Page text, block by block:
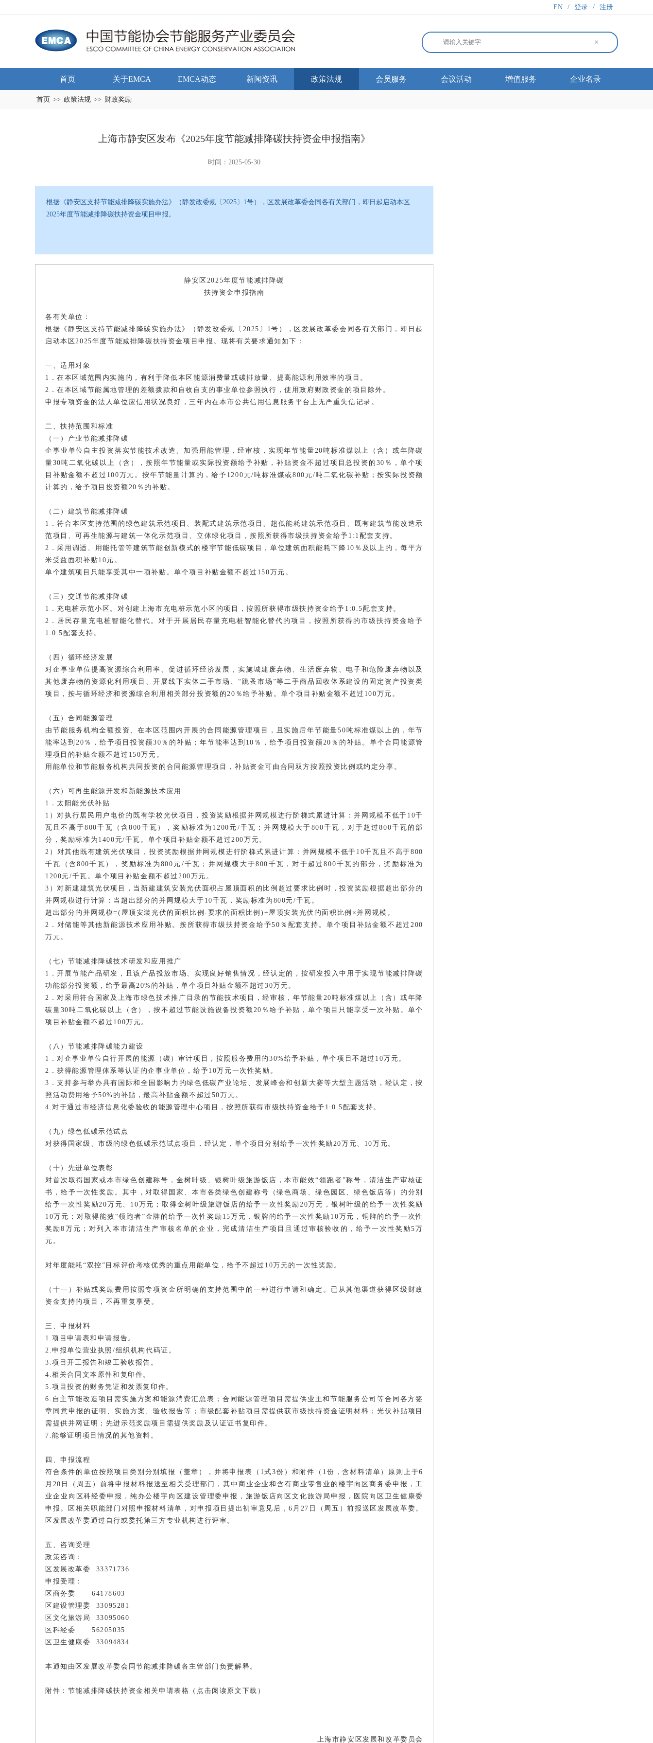
EN / 登录 / 注册
×
首页 关于EMCA EMCA动态 新闻资讯 政策法规 会员服务 会议活动 增值服务 企业名录
首页 >> 政策法规 >> 财政奖励
上海市静安区发布《2025年度节能减排降碳扶持资金申报指南》
时间：2025-05-30
根据《静安区支持节能减排降碳实施办法》（静发改委规〔2025〕1号），区发展改革委会同各有关部门，即日起启动本区
2025年度节能减排降碳扶持资金项目申报。
静安区2025年度节能减排降碳
扶持资金申报指南
各有关单位：
根据《静安区支持节能减排降碳实施办法》（静发改委规〔2025〕1号），区发展改革委会同各有关部门，即日起
启动本区2025年度节能减排降碳扶持资金项目申报。现将有关要求通知如下：
一、适用对象
1．在本区域范围内实施的，有利于降低本区能源消费量或碳排放量、提高能源利用效率的项目。
2．在本区域节能属地管理的差额拨款和自收自支的事业单位参照执行，使用政府财政资金的项目除外。
申报专项资金的法人单位应信用状况良好，三年内在本市公共信用信息服务平台上无严重失信记录。
二、扶持范围和标准
（一）产业节能减排降碳
企事业单位自主投资落实节能技术改造、加强用能管理，经审核，实现年节能量20吨标准煤以上（含）或年降碳
量30吨二氧化碳以上（含），按照年节能量或实际投资额给予补贴，补贴资金不超过项目总投资的30％，单个项
目补贴金额不超过100万元。按年节能量计算的，给予1200元/吨标准煤或800元/吨二氧化碳补贴；按实际投资额
计算的，给予项目投资额20％的补贴。
（二）建筑节能减排降碳
1．符合本区支持范围的绿色建筑示范项目、装配式建筑示范项目、超低能耗建筑示范项目、既有建筑节能改造示
范项目、可再生能源与建筑一体化示范项目、立体绿化项目，按照所获得市级扶持资金给予1:1配套支持。
2．采用调适、用能托管等建筑节能创新模式的楼宇节能低碳项目，单位建筑面积能耗下降10％及以上的，每平方
米受益面积补贴10元。
单个建筑项目只能享受其中一项补贴。单个项目补贴金额不超过150万元。
（三）交通节能减排降碳
1．充电桩示范小区。对创建上海市充电桩示范小区的项目，按照所获得市级扶持资金给予1:0.5配套支持。
2．居民存量充电桩智能化替代。对于开展居民存量充电桩智能化替代的项目，按照所获得的市级扶持资金给予
1:0.5配套支持。
（四）循环经济发展
对企事业单位提高资源综合利用率、促进循环经济发展，实施城建废弃物、生活废弃物、电子和危险废弃物以及
其他废弃物的资源化利用项目、开展线下实体二手市场、“跳蚤市场”等二手商品回收体系建设的固定资产投资类
项目，按与循环经济和资源综合利用相关部分投资额的20％给予补贴。单个项目补贴金额不超过100万元。
（五）合同能源管理
由节能服务机构全额投资、在本区范围内开展的合同能源管理项目，且实施后年节能量50吨标准煤以上的，年节
能率达到20％，给予项目投资额30％的补贴；年节能率达到10％，给予项目投资额20％的补贴。单个合同能源管
理项目的补贴金额不超过150万元。
用能单位和节能服务机构共同投资的合同能源管理项目，补贴资金可由合同双方按照投资比例或约定分享。
（六）可再生能源开发和新能源技术应用
1．太阳能光伏补贴
1）对执行居民用户电价的既有学校光伏项目，投资奖励根据并网规模进行阶梯式累进计算：并网规模不低于10千
瓦且不高于800千瓦（含800千瓦），奖励标准为1200元/千瓦；并网规模大于800千瓦，对于超过800千瓦的部
分，奖励标准为1400元/千瓦。单个项目补贴金额不超过200万元。
2）对其他既有建筑光伏项目，投资奖励根据并网规模进行阶梯式累进计算：并网规模不低于10千瓦且不高于800
千瓦（含800千瓦），奖励标准为800元/千瓦；并网规模大于800千瓦，对于超过800千瓦的部分，奖励标准为
1200元/千瓦。单个项目补贴金额不超过200万元。
3）对新建建筑光伏项目，当新建建筑安装光伏面积占屋顶面积的比例超过要求比例时，投资奖励根据超出部分的
并网规模进行计算：当超出部分的并网规模大于10千瓦，奖励标准为800元/千瓦。
超出部分的并网规模=(屋顶安装光伏的面积比例-要求的面积比例)÷屋顶安装光伏的面积比例×并网规模。
2．对储能等其他新能源技术应用补贴。按所获得市级扶持资金给予50％配套支持。单个项目补贴金额不超过200
万元。
（七）节能减排降碳技术研发和应用推广
1．开展节能产品研发，且该产品投放市场、实现良好销售情况，经认定的，按研发投⼊中用于实现节能减排降碳
功能部分投资额，给予最高20%的补贴，单个项目补贴金额不超过30万元。
2．对采用符合国家及上海市绿色技术推广目录的节能技术项目，经审核，年节能量20吨标准煤以上（含）或年降
碳量30吨二氧化碳以上（含），按不超过节能设施设备投资额20％给予补贴，单个项目只能享受一次补贴。单个
项目补贴金额不超过100万元。
（八）节能减排降碳能力建设
1．对企事业单位自行开展的能源（碳）审计项目，按照服务费用的30%给予补贴，单个项目不超过10万元。
2．获得能源管理体系等认证的企事业单位，给予10万元一次性奖励。
3．支持参与举办具有国际和全国影响力的绿色低碳产业论坛、发展峰会和创新大赛等大型主题活动，经认定，按
照活动费用给予50%的补贴，最高补贴金额不超过50万元。
4.对于通过市经济信息化委验收的能源管理中心项目，按照所获得市级扶持资金给予1:0.5配套支持。
（九）绿色低碳示范试点
对获得国家级、市级的绿色低碳示范试点项目，经认定，单个项目分别给予一次性奖励20万元、10万元。
（十）先进单位表彰
对首次取得国家或本市绿色创建称号，金树叶级、银树叶级旅游饭店，本市能效“领跑者”称号，清洁生产审核证
书，给予一次性奖励。其中，对取得国家、本市各类绿色创建称号（绿色商场、绿色园区、绿色饭店等）的分别
给予一次性奖励20万元、10万元；取得金树叶级旅游饭店的给予一次性奖励20万元，银树叶级的给予一次性奖励
10万元；对取得能效“领跑者”金牌的给予一次性奖励15万元，银牌的给予一次性奖励10万元，铜牌的给予一次性
奖励8万元；对列入本市清洁生产审核名单的企业，完成清洁生产项目且通过审核验收的，给予一次性奖励5万
元。
对年度能耗“双控”目标评价考核优秀的重点用能单位，给予不超过10万元的一次性奖励。
（十一）补贴或奖励费用按照专项资金所明确的支持范围中的一种进行申请和确定。已从其他渠道获得区级财政
资金支持的项目，不再重复享受。
三、申报材料
1.项目申请表和申请报告。
2.申报单位营业执照/组织机构代码证。
3.项目开工报告和竣工验收报告。
4.相关合同文本原件和复印件。
5.项目投资的财务凭证和发票复印件。
6.自主节能改造项目需实施方案和能源消费汇总表；合同能源管理项目需提供业主和节能服务公司等合同各方签
章同意申报的证明、实施方案、验收报告等；市级配套补贴项目需提供获市级扶持资金证明材料；光伏补贴项目
需提供并网证明；先进示范奖励项目需提供奖励及认证证书复印件。
7.能够证明项目情况的其他资料。
四、申报流程
符合条件的单位按照项目类别分别填报（盖章），并将申报表（1式3份）和附件（1份，含材料清单）原则上于6
月20日（周五）前将申报材料报送至相关受理部门，其中商业企业和含有商业零售业的楼宇向区商务委申报，工
业企业向区科经委申报，纯办公楼宇向区建设管理委申报，旅游饭店向区文化旅游局申报，医院向区卫生健康委
申报。区相关职能部门对照申报材料清单，对申报项目提出初审意见后，6月27日（周五）前报送区发展改革委。
区发展改革委通过自行或委托第三方专业机构进行评审。
五、咨询受理
政策咨询：
区发展改革委 33371736
申报受理：
区商务委 64178603
区建设管理委 33095281
区文化旅游局 33095060
区科经委 56205035
区卫生健康委 33094834
本通知由区发展改革委会同节能减排降碳各主管部门负责解释。
附件：节能减排降碳扶持资金相关申请表格（点击阅读原文下载）
上海市静安区发展和改革委员会